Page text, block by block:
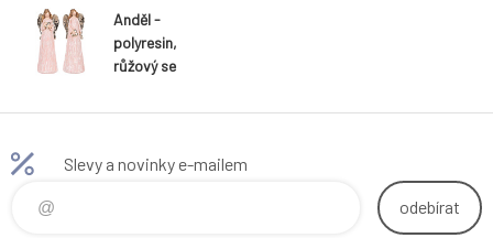
Anděl -
polyresin,
růžový se
mix 2, cena za 1
Slevy a novinky e-mailem
odebírat